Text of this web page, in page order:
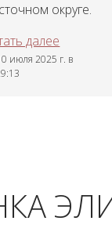
округе.
далее
июля 2025 г. в